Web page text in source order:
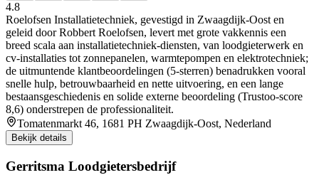
4.8
Roelofsen Installatietechniek, gevestigd in Zwaagdijk‑Oost en
geleid door Robbert Roelofsen, levert met grote vakkennis een
breed scala aan installatietechniek‑diensten, van loodgieterwerk en
cv‑installaties tot zonnepanelen, warmtepompen en elektrotechniek;
de uitmuntende klantbeoordelingen (5‑sterren) benadrukken vooral
snelle hulp, betrouwbaarheid en nette uitvoering, en een lange
bestaansgeschiedenis en solide externe beoordeling (Trustoo‑score
8,6) onderstrepen de professionaliteit.
Tomatenmarkt 46, 1681 PH Zwaagdijk-Oost, Nederland
Bekijk details
Gerritsma Loodgietersbedrijf